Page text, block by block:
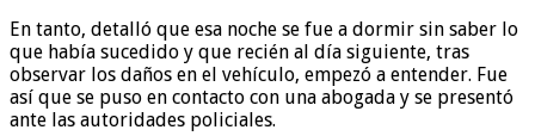
En tanto, detalló que esa noche se fue a dormir sin saber lo
que había sucedido y que recién al día siguiente, tras
observar los daños en el vehículo, empezó a entender. Fue
así que se puso en contacto con una abogada y se presentó
ante las autoridades policiales.